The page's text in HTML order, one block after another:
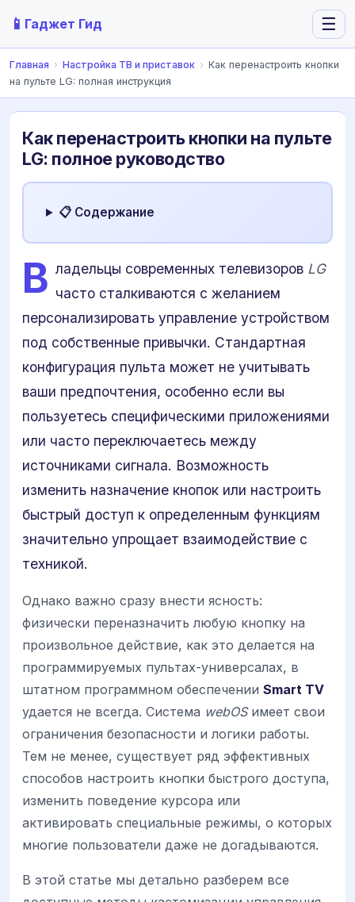
📱 Гаджет Гид ☰
Главная › Настройка ТВ и приставок › Как перенастроить кнопки
на пульте LG: полная инструкция
Как перенастроить кнопки на пульте
LG: полное руководство
📋 Содержание
В ладельцы современных телевизоров LG
часто сталкиваются с желанием
персонализировать управление устройством
под собственные привычки. Стандартная
конфигурация пульта может не учитывать
ваши предпочтения, особенно если вы
пользуетесь специфическими приложениями
или часто переключаетесь между
источниками сигнала. Возможность
изменить назначение кнопок или настроить
быстрый доступ к определенным функциям
значительно упрощает взаимодействие с
техникой.
Однако важно сразу внести ясность:
физически переназначить любую кнопку на
произвольное действие, как это делается на
программируемых пультах-универсалах, в
штатном программном обеспечении Smart TV
удается не всегда. Система webOSимеет свои
ограничения безопасности и логики работы.
Тем не менее, существует ряд эффективных
способов настроить кнопки быстрого доступа,
изменить поведение курсора или
активировать специальные режимы, о которых
многие пользователи даже не догадываются.
В этой статье мы детально разберем все